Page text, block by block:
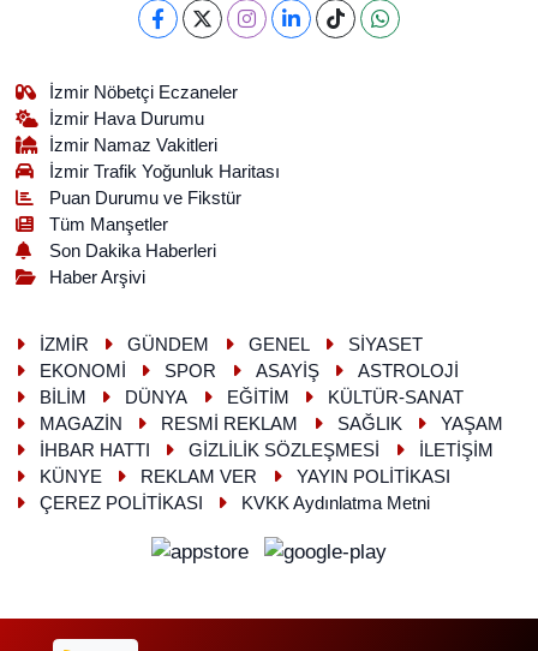
İzmir Nöbetçi Eczaneler
İzmir Hava Durumu
İzmir Namaz Vakitleri
İzmir Trafik Yoğunluk Haritası
Puan Durumu ve Fikstür
Tüm Manşetler
Son Dakika Haberleri
Haber Arşivi
İZMİR GÜNDEM GENEL
SİYASET
EKONOMİ
SPOR ASAYİŞ
ASTROLOJİ
BİLİM
DÜNYA EĞİTİM
KÜLTÜR-SANAT
MAGAZİN
RESMİ REKLAM SAĞLIK
YAŞAM
İHBAR HATTI
GİZLİLİK SÖZLEŞMESİ
İLETİŞİM
KÜNYE
REKLAM VER
YAYIN POLİTİKASI
ÇEREZ POLİTİKASI
KVKK Aydınlatma Metni